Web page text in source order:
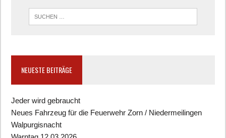
NEUESTE BEITRÄGE
Jeder wird gebraucht
Neues Fahrzeug für die Feuerwehr Zorn / Niedermeilingen
Walpurgisnacht